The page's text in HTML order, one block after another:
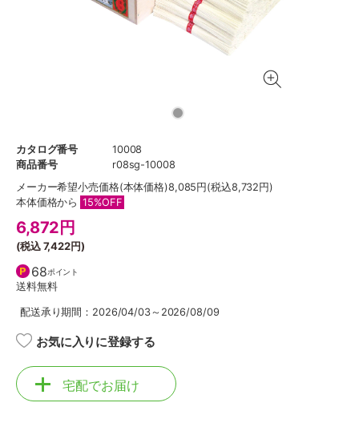
カタログ番号
10008
商品番号
r08sg-10008
メーカー希望小売価格(本体価格)8,085円(税込8,732円)
本体価格から 15%OFF
6,872 円
(税込7,422円)
68ポイント
送料無料
配送承り期間：2026/04/03～2026/08/09
お気に入りに登録する
宅配でお届け